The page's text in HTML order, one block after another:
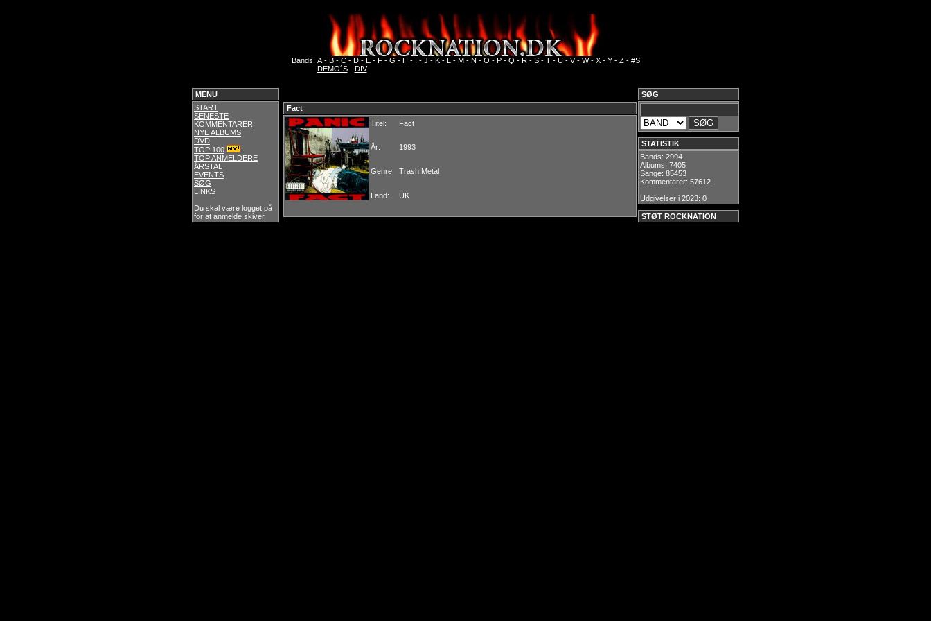
Bands: A- B- C- D- E- F- G - H - I - J - K- L - M- N - O - P- Q - R- S- T- U- V- W- X- Y- Z- #S
DEMO´S- DIV
MENU
START
SENESTE
KOMMENTARER
NYE ALBUMS
DVD
TOP 100
TOP ANMELDERE
ÅRSTAL
EVENTS
SØG
LINKS
Du skal være logget på
for at anmelde skiver.
SØG
STATISTIK
Bands: 2994
Albums: 7405
Sange: 85453
Kommentarer: 57612
Udgivelser i 2023: 0
STØT ROCKNATION
Fact
Titel:
Fact
År: 1993
Genre: Trash Metal
Land: UK